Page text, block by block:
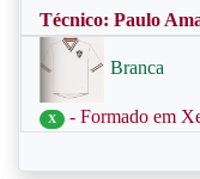
Técnico: Paulo
Branca
X - Formado em